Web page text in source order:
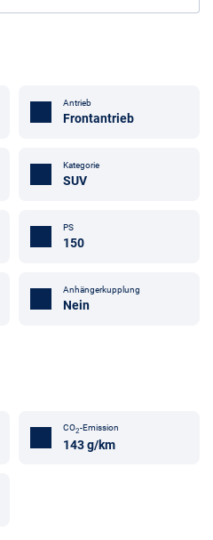
Antrieb
Frontantrieb
Kategorie
SUV
PS
150
Anhängerkupplung
Nein
CO2-Emission
143 g/km